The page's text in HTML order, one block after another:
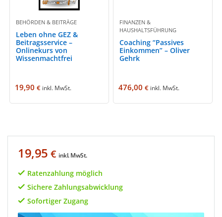
BEHÖRDEN & BEITRÄGE
Leben ohne GEZ &
Beitragsservice –
Onlinekurs von
Wissenmachtfrei
19,90€ inkl. MwSt.
FINANZEN &
HAUSHALTSFÜHRUNG
Coaching “Passives
Einkommen” – Oliver
Gehrk
476,00€ inkl. MwSt.
19,95 € inkl. MwSt.
Ratenzahlung möglich
Sichere Zahlungsabwicklung
Sofortiger Zugang